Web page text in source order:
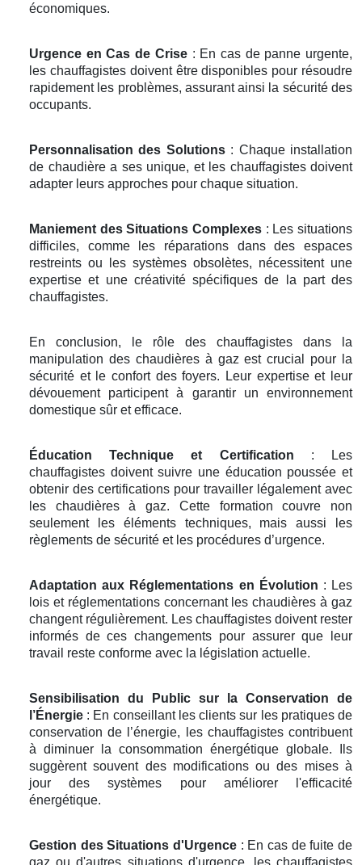
économiques.
Urgence en Cas de Crise: En cas de panne urgente,
les chauffagistes doivent être disponibles pour résoudre
rapidement les problèmes, assurant ainsi la sécurité des
occupants.
Personnalisation des Solutions: Chaque installation
de chaudière a ses unique, et les chauffagistes doivent
adapter leurs approches pour chaque situation.
Maniement des Situations Complexes : Les situations
difficiles, comme les réparations dans des espaces
restreints ou les systèmes obsolètes, nécessitent une
expertise et une créativité spécifiques de la part des
chauffagistes.
En conclusion, le rôle des chauffagistes dans la
manipulation des chaudières à gaz est crucial pour la
sécurité et le confort des foyers. Leur expertise et leur
dévouement participent à garantir un environnement
domestique sûr et efficace.
Éducation Technique et Certification : Les
chauffagistes doivent suivre une éducation poussée et
obtenir des certifications pour travailler légalement avec
les chaudières à gaz. Cette formation couvre non
seulement les éléments techniques, mais aussi les
règlements de sécurité et les procédures d’urgence.
Adaptation aux Réglementations en Évolution : Les
lois et réglementations concernant les chaudières à gaz
changent régulièrement. Les chauffagistes doivent rester
informés de ces changements pour assurer que leur
travail reste conforme avec la législation actuelle.
Sensibilisation du Public sur la Conservation de
l’Énergie : En conseillant les clients sur les pratiques de
conservation de l’énergie, les chauffagistes contribuent
à diminuer la consommation énergétique globale. Ils
suggèrent souvent des modifications ou des mises à
jour des systèmes pour améliorer l'efficacité
énergétique.
Gestion des Situations d'Urgence : En cas de fuite de